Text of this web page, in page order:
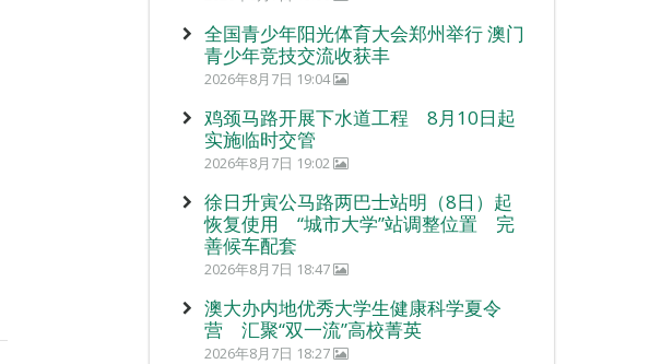
全国青少年阳光体育大会郑州举行 澳门
青少年竞技交流收获丰
2026年8月7日 19:04
鸡颈马路开展下水道工程 8月10日起
实施临时交管
2026年8月7日 19:02
徐日升寅公马路两巴士站明（8日）起
恢复使用 “城市大学”站调整位置 完
善候车配套
2026年8月7日 18:47
澳大办内地优秀大学生健康科学夏令
营 汇聚“双一流”高校菁英
2026年8月7日 18:27